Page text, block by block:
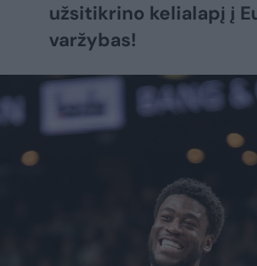
užsitikrino kelialapį į
varžybas!